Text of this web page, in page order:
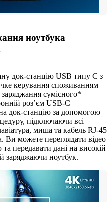
ноутбука
док-станцію USB типу C з
керування споживанням
заряджання сумісного*
роз’єм USB-C
док-станцію за допомогою
підключаючи всі
миша та кабель RJ-45
Ви можете переглядати відео
передавати дані на високій
заряджаючи ноутбук.